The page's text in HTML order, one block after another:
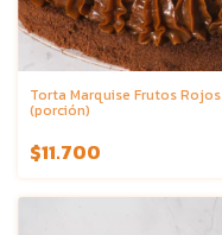
Torta Marquise Frutos Rojos
(porción)
$11.700